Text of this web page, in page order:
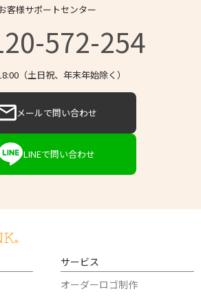
客様サポートセンター
572-254
（土日祝、年末年始除く）
メールで問い合わせ
LINEで問い合わせ
サービス
オーダーロゴ制作